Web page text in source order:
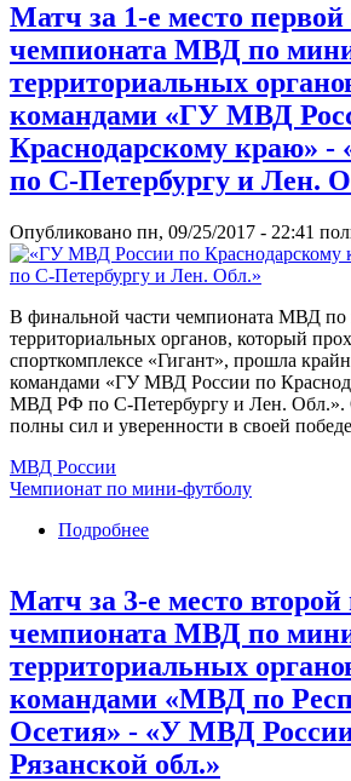
Матч за 1-е место
чемпионата МВД по
территориальных
командами «ГУ МВД
Краснодарскому краю»
по С-Петербургу и Лен.
Опубликовано пн, 09/25/2017 - 22:41
В финальной части чемпионата МВД
территориальных органов, который
спорткомплексе «Гигант», прошла
командами «ГУ МВД России по
МВД РФ по С-Петербургу и Лен. Обл.».
полны сил и уверенности в своей
МВД России
Чемпионат по мини-футболу
Подробнее
«ГУ МВД России по
«ГУ МВД РФ по С-
Матч за 3-е место
чемпионата МВД по
территориальных
командами «МВД по
Осетия» - «У МВД
Рязанской обл.»